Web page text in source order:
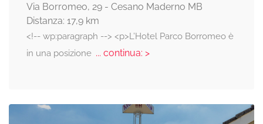
Via Borromeo, 29 - Cesano Maderno MB
Distanza: 17,9 km
<!-- wp:paragraph --> <p>L’Hotel Parco Borromeo è
in una posizione... continua: >